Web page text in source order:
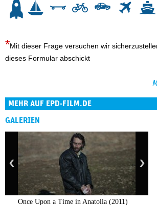
Mit dieser Frage versuchen wir
dieses Formular abschickt
MEHR AUF EPD-FILM.DE
GALERIEN
Once Upon a Time in Anatolia (2011)